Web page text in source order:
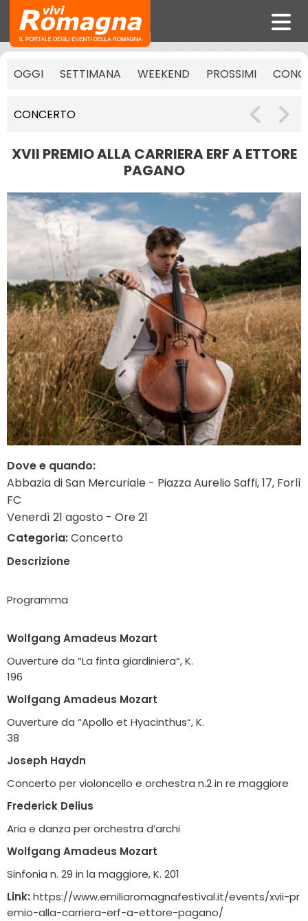
OGGI SETTIMANA WEEKEND PROSSIMI
CONCERTO
XVII PREMIO ALLA CARRIERA ERF A ETTORE
PAGANO
Dove e quando:
Abbazia di San Mercuriale - Piazza Aurelio Saffi, 17, Forlì
FC
Venerdì 21 agosto - Ore 21
Categoria:Concerto
Descrizione
Programma
Wolfgang Amadeus Mozart
Ouverture da “La finta giardiniera“, K.
196
Wolfgang Amadeus Mozart
Ouverture da “Apollo et Hyacinthus“, K.
38
Joseph Haydn
Concerto per violoncello e orchestra n.2 in re maggiore
Frederick Delius
Aria e danza per orchestra d’archi
Wolfgang Amadeus Mozart
Sinfonia n. 29 in la maggiore, K. 201
Link: https://www.emiliaromagnafestival.it/events/xvii-pr
emio-alla-carriera-erf-a-ettore-pagano/